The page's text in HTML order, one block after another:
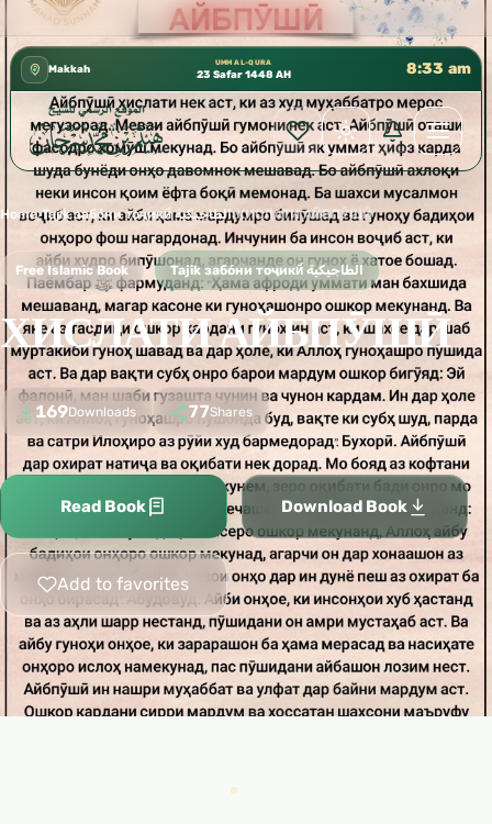
كتب الشيخ هيثم سرحان حفظه الله متوفرة مجانًا في
Makkah
UMM AL-QURA
23 Safar 1448 AH 8:33 am
Home› Tajik забо́ни тоҷикӣ́ الطاجيكية›ХИСЛАТИ АЙБПӮШӢ
Free Islamic Book Tajik забо́ни тоҷикӣ́ الطاجيكية
ХИСЛАТИ АЙБПӮШӢ
169Downloads 77Shares
Read Book Download Book
Add to favorites